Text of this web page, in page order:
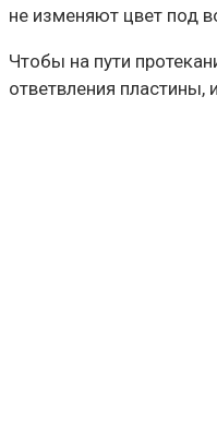
не изменяют цвет под
Чтобы на пути
ответвления